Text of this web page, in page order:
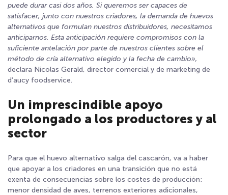
puede durar casi dos años. Si queremos ser capaces de
satisfacer, junto con nuestros criadores, la demanda de huevos
alternativos que formulan nuestros distribuidores, necesitamos
anticiparnos. Esta anticipación requiere compromisos con la
suficiente antelación por parte de nuestros clientes sobre el
método de cría alternativo elegido y la fecha de cambio»,
declara Nicolas Gerald, director comercial y de marketing de
d’aucy foodservice.
Un imprescindible apoyo
prolongado a los productores y al
sector
Para que el huevo alternativo salga del cascarón, va a haber
que apoyar a los criadores en una transición que no está
exenta de consecuencias sobre los costes de producción:
menor densidad de aves, terrenos exteriores adicionales,